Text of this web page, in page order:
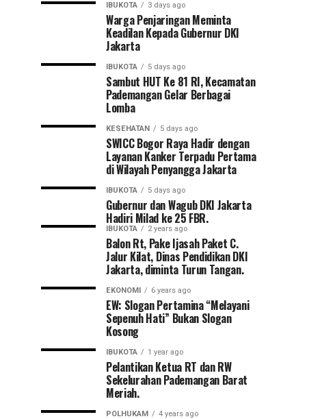
IBUKOTA 3 days ago
Warga Penjaringan Meminta
Keadilan Kepada Gubernur DKI
Jakarta
IBUKOTA 5 days ago
Sambut HUT Ke 81 RI, Kecamatan
Pademangan Gelar Berbagai
Lomba
KESEHATAN 5 days ago
SWICC Bogor Raya Hadir dengan
Layanan Kanker Terpadu Pertama
di Wilayah Penyangga Jakarta
IBUKOTA 5 days ago
Gubernur dan Wagub DKI Jakarta
Hadiri Milad ke 25 FBR.
IBUKOTA 2 years ago
Balon Rt, Pake Ijasah Paket C.
Jalur Kilat, Dinas Pendidikan DKI
Jakarta, diminta Turun Tangan.
EKONOMI 6 years ago
EW: Slogan Pertamina “Melayani
Sepenuh Hati” Bukan Slogan
Kosong
IBUKOTA 1 year ago
Pelantikan Ketua RT dan RW
Sekelurahan Pademangan Barat
Meriah.
POLHUKAM 4 years ago